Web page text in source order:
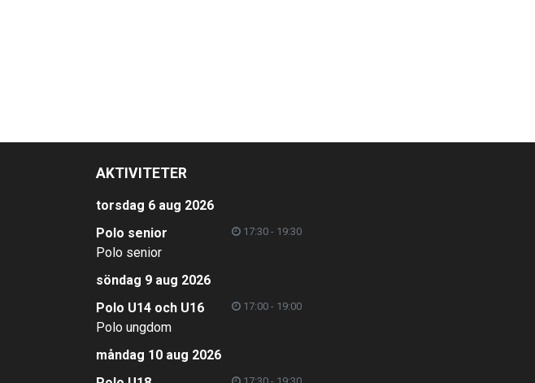
AKTIVITETER
torsdag 6 aug 2026
Polo senior
17:30 - 19:30
Polo senior
söndag 9 aug 2026
Polo U14 och U16
17:00 - 19:00
Polo ungdom
måndag 10 aug 2026